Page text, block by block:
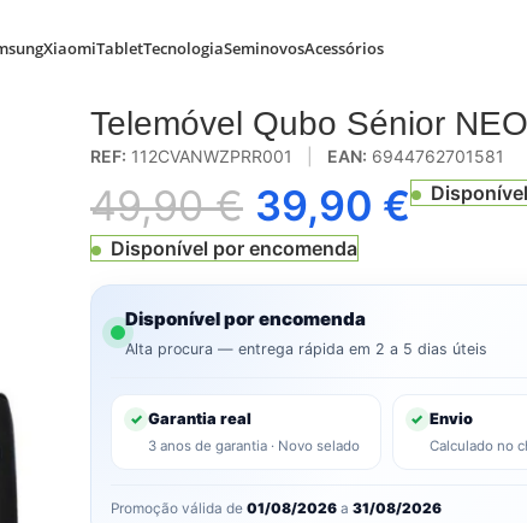
XiaomiTabletTecnologiaSeminovosAcessórios
Telemóvel Qubo Sénior
REF: 112CVANWZPRR001 EAN: 6944762701581
49,90€ 39,90 €
Disponível por encomenda
Disponível por encomenda
Alta procura — entrega rápida em 2 a 5 dias úteis
✓ Garantia real
3 anos de garantia · Novo selado
✓ Envio
Calculado no
Promoção válida de01/08/2026 a31/08/2026